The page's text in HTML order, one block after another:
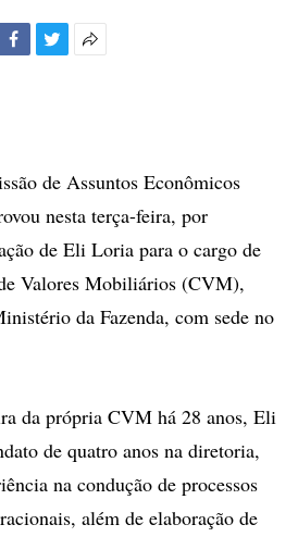
de Assuntos Econômicos
nesta terça-feira, por
de Eli Loria para o cargo de
Valores Mobiliários (CVM),
da Fazenda, com sede no
da própria CVM há 28 anos, Eli
de quatro anos na diretoria,
na condução de processos
além de elaboração de